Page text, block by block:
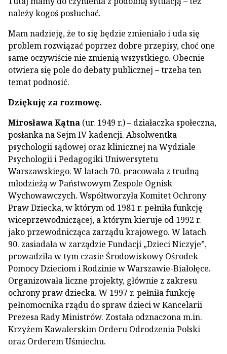
należy kogoś posłuchać.
Mam nadzieję, że to się będzie zmieniało i uda się
problem rozwiązać poprzez dobre przepisy, choć one
same oczywiście nie zmienią wszystkiego. Obecnie
otwiera się pole do debaty publicznej – trzeba ten
temat podnosić.
Dziękuję za rozmowę.
Mirosława Kątna (ur. 1949 r.) – działaczka społeczna,
posłanka na Sejm IV kadencji. Absolwentka
psychologii sądowej oraz klinicznej na Wydziale
Psychologii i Pedagogiki Uniwersytetu
Warszawskiego. W latach 70. pracowała z trudną
młodzieżą w Państwowym Zespole Ognisk
Wychowawczych. Współtworzyła Komitet Ochrony
Praw Dziecka, w którym od 1981 r. pełniła funkcję
wiceprzewodniczącej, a którym kieruje od 1992 r.
jako przewodnicząca zarządu krajowego. W latach
90. zasiadała w zarządzie Fundacji „Dzieci Niczyje”,
prowadziła w tym czasie Środowiskowy Ośrodek
Pomocy Dzieciom i Rodzinie w Warszawie-Białołęce.
Organizowała liczne projekty, głównie z zakresu
ochrony praw dziecka. W 1997 r. pełniła funkcję
pełnomocnika rządu do spraw dzieci w Kancelarii
Prezesa Rady Ministrów. Została odznaczona m.in.
Krzyżem Kawalerskim Orderu Odrodzenia Polski
oraz Orderem Uśmiechu.